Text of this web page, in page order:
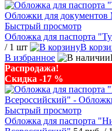
Быстрый просмотр
Обложка для паспорта
/ 1 шт
В
В избранное
Распродажа!
Скидка -17 %
Быстрый просмотр
Обложка для паспорта